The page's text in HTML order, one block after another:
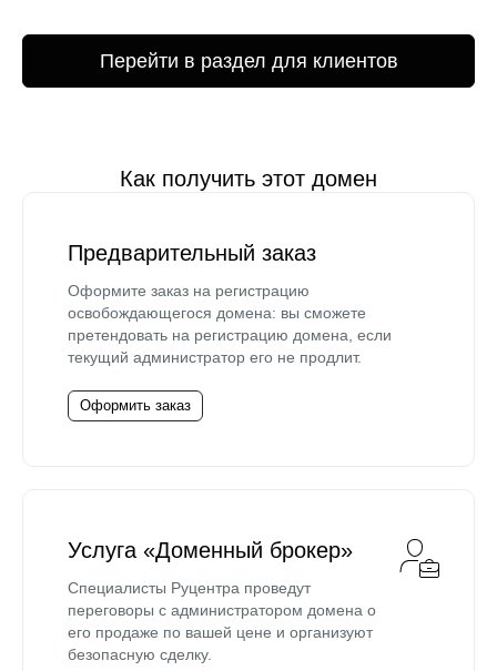
Перейти в раздел для клиентов
Как получить этот домен
Предварительный заказ
Оформите заказ на регистрацию
освобождающегося домена: вы сможете
претендовать на регистрацию домена, если
текущий администратор его не продлит.
Оформить заказ
Услуга «Доменный брокер»
Специалисты Руцентра проведут
переговоры с администратором домена о
его продаже по вашей цене и организуют
безопасную сделку.